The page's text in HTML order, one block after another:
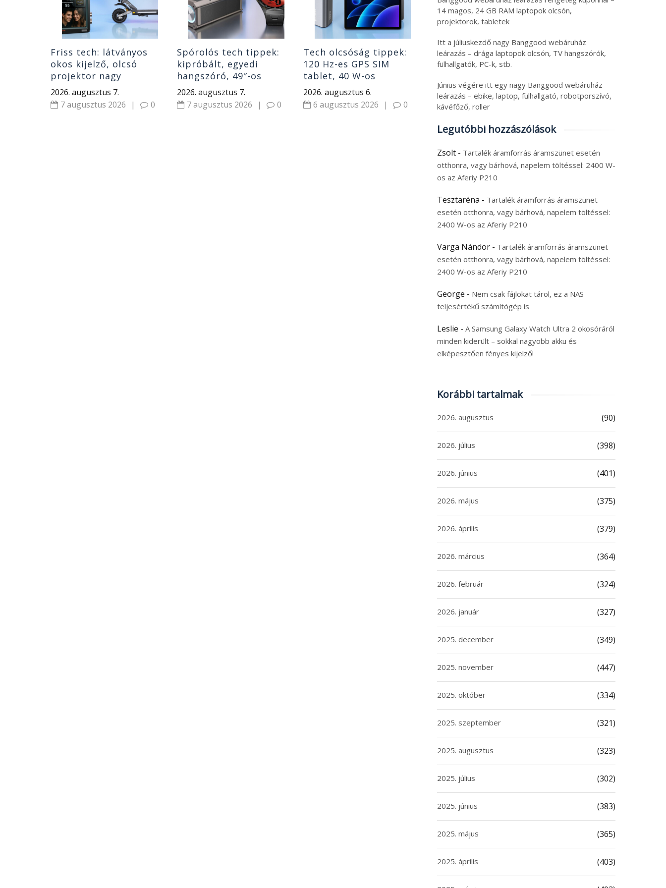
Friss tech: látványos
okos kijelző, olcsó
projektor nagy
fényerővel, izmos roller,
Xiaomi hírek
2026. augusztus 7.
7 augusztus 2026
| 0
Spórolós tech tippek:
kipróbált, egyedi
hangszóró, 49″-os
monitor, gyerek okosóra
és Huawei óra
2026. augusztus 7.
7 augusztus 2026
| 0
Tech olcsóság tippek:
120 Hz-es GPS SIM
tablet, 40 W-os
hangszóró, power bank
2026. augusztus 6.
6 augusztus 2026
| 0
olcsó riválisa és
hordozható monitor
6 augusztus 2026 | 0
áramforrás, 8580 mAh
Xiaomi
5 augusztus 2026
14 magos, 24 GB RAM laptopok olcsón,
projektorok, tabletek
Itt a júliuskezdő nagy Banggood webáruház
leárazás – drága laptopok olcsón, TV hangszórók,
fülhallgatók, PC-k, stb.
Június végére itt egy nagy Banggood webáruház
leárazás – ebike, laptop, fülhallgató, robotporszívó,
kávéfőző, roller
Legutóbbi hozzászólások
Zsolt - Tartalék áramforrás áramszünet esetén
otthonra, vagy bárhová, napelem töltéssel: 2400 W-
os az Aferiy P210
Tesztaréna - Tartalék áramforrás áramszünet
esetén otthonra, vagy bárhová, napelem töltéssel:
2400 W-os az Aferiy P210
Varga Nándor - Tartalék áramforrás áramszünet
esetén otthonra, vagy bárhová, napelem töltéssel:
2400 W-os az Aferiy P210
George - Nem csak fájlokat tárol, ez a NAS
teljesértékű számítógép is
Leslie - A Samsung Galaxy Watch Ultra 2 okosóráról
minden kiderült – sokkal nagyobb akku és
elképesztően fényes kijelző!
Korábbi tartalmak
2026. augusztus (90)
2026. július (398)
2026. június (401)
2026. május (375)
2026. április (379)
2026. március (364)
2026. február (324)
2026. január (327)
2025. december (349)
2025. november (447)
2025. október (334)
2025. szeptember (321)
2025. augusztus (323)
2025. július (302)
2025. június (383)
2025. május (365)
2025. április (403)